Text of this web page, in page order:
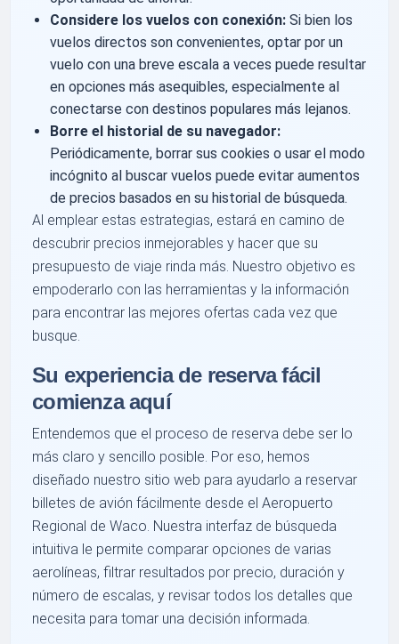
Considere los vuelos con conexión: Si bien los
vuelos directos son convenientes, optar por un
vuelo con una breve escala a veces puede resultar
en opciones más asequibles, especialmente al
conectarse con destinos populares más lejanos.
Borre el historial de su navegador:
Periódicamente, borrar sus cookies o usar el modo
incógnito al buscar vuelos puede evitar aumentos
de precios basados ​​en su historial de búsqueda.
Al emplear estas estrategias, estará en camino de
descubrir precios inmejorables y hacer que su
presupuesto de viaje rinda más. Nuestro objetivo es
empoderarlo con las herramientas y la información
para encontrar las mejores ofertas cada vez que
busque.
Su experiencia de reserva fácil
comienza aquí
Entendemos que el proceso de reserva debe ser lo
más claro y sencillo posible. Por eso, hemos
diseñado nuestro sitio web para ayudarlo a reservar
billetes de avión fácilmente desde el Aeropuerto
Regional de Waco. Nuestra interfaz de búsqueda
intuitiva le permite comparar opciones de varias
aerolíneas, filtrar resultados por precio, duración y
número de escalas, y revisar todos los detalles que
necesita para tomar una decisión informada.